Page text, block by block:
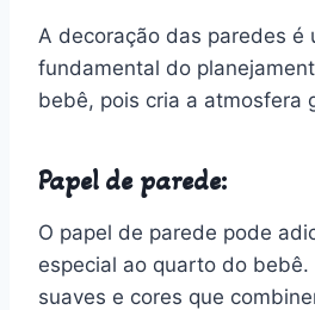
A decoração das paredes é
fundamental do
bebê, pois cria a atmosfera
Papel de parede:
O papel de parede pode
especial ao quarto do bebê.
suaves e cores que